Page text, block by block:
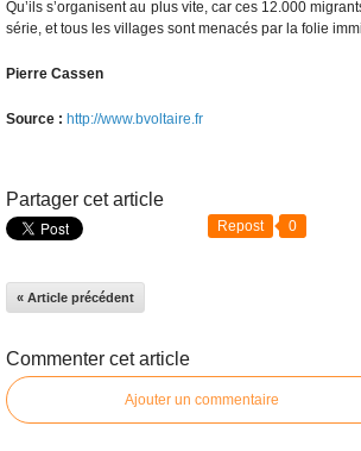
Qu’ils s’organisent au plus vite, car ces 12.000
série, et tous les villages sont menacés par la folie
Pierre Cassen
Source : http://www.bvoltaire.fr
Partager cet article
Repost 0
« Article précédent
Commenter cet article
Ajouter un commentaire